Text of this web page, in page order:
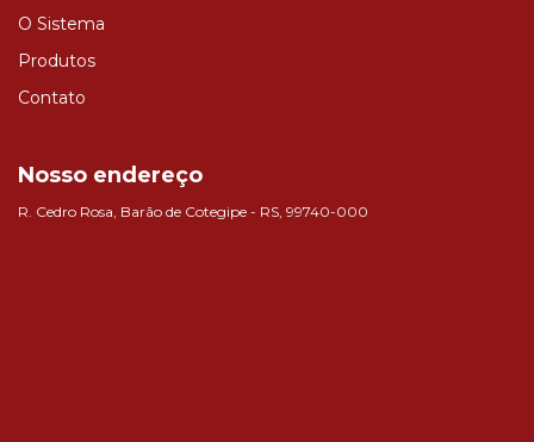
O Sistema
Produtos
Contato
Nosso endereço
R. Cedro Rosa, Barão de Cotegipe - RS, 99740-000